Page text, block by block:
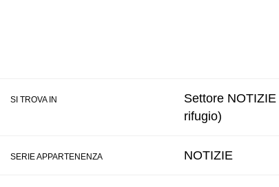
SI TROVA IN
Settore
rifugio)
SERIE APPARTENENZA NOTIZIE